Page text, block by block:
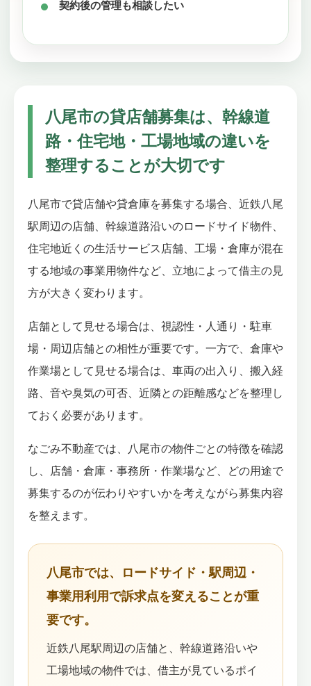
契約後の管理も相談したい
八尾市の貸店舗募集は、幹線道
路・住宅地・工場地域の違いを
整理することが大切です
八尾市で貸店舗や貸倉庫を募集する場合、近鉄八尾
駅周辺の店舗、幹線道路沿いのロードサイド物件、
住宅地近くの生活サービス店舗、工場・倉庫が混在
する地域の事業用物件など、立地によって借主の見
方が大きく変わります。
店舗として見せる場合は、視認性・人通り・駐車
場・周辺店舗との相性が重要です。一方で、倉庫や
作業場として見せる場合は、車両の出入り、搬入経
路、音や臭気の可否、近隣との距離感などを整理し
ておく必要があります。
なごみ不動産では、八尾市の物件ごとの特徴を確認
し、店舗・倉庫・事務所・作業場など、どの用途で
募集するのが伝わりやすいかを考えながら募集内容
を整えます。
八尾市では、ロードサイド・駅周辺・
事業用利用で訴求点を変えることが重
要です。
近鉄八尾駅周辺の店舗と、幹線道路沿いや
工場地域の物件では、借主が見ているポイ